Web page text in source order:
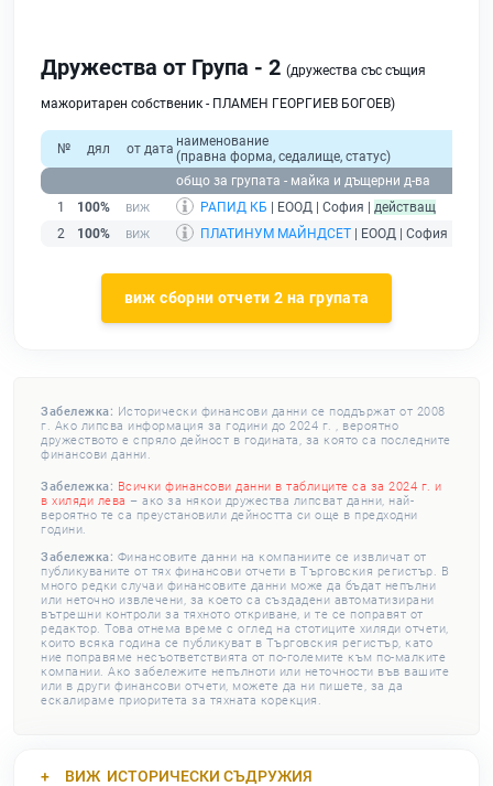
Дружества от Група - 2 (дружества със същия
мажоритарен собственик - ПЛАМЕН ГЕОРГИЕВ БОГОЕВ)
№ дял от дата наименование
(правна форма, седалище, статус)
общо за групата - майка и дъщерни д-ва
1
100% РАПИД КБ | ЕООД | София | действащ
2
100% ПЛАТИНУМ МАЙНДСЕТ | ЕООД | София |
виж сборни отчети 2 на групата
Забележка: Исторически финансови данни се поддържат от 2008
г. Ако липсва информация за години до 2024 г. , вероятно
дружеството е спряло дейност в годината, за която са последните
финансови данни.
Забележка: Всички финансови данни в таблиците са за 2024 г. и
в хиляди лева – ако за някои дружества липсват данни, най-
вероятно те са преустановили дейността си още в предходни
години.
Забележка: Финансовите данни на компаниите се извличат от
публикуваните от тях финансови отчети в Търговския регистър. В
много редки случаи финансовите данни може да бъдат непълни
или неточно извлечени, за което са създадени автоматизирани
вътрешни контроли за тяхното откриване, и те се поправят от
редактор. Това отнема време с оглед на стотиците хиляди отчети,
които всяка година се публикуват в Търговския регистър, като
ние поправяме несъответствията от по-големите към по-малките
компании. Ако забележите непълноти или неточности във вашите
или в други финансови отчети, можете да ни пишете, за да
ескалираме приоритета за тяхната корекция.
ВИЖ ИСТОРИЧЕСКИ СЪДРУЖИЯ